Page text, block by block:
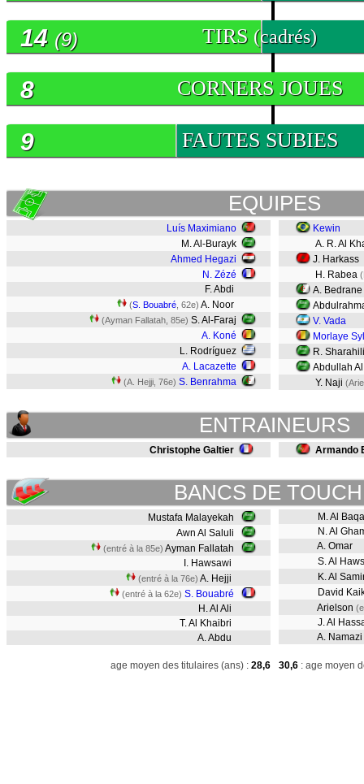
TIRS (cadrés)
14 (9)
CORNERS JOUES
8
FAUTES SUBIES
9
EQUIPES
Luís Maximiano
M. Al-Burayk
Ahmed Hegazi
N. Zézé
F. Abdi
(S. Bouabré , 62e) A. Noor
(Ayman Fallatah, 85e) S. Al-Faraj
A. Koné
L. Rodríguez
A. Lacazette
(A. Hejji, 76e) S. Benrahma
Kewin
A. R. Al
J. Harkass
H. Rabea
A. Bedrane
V. Vada
Morlaye
R. Sharahili
Abdullah
Y. Naji
ENTRAINEURS
Christophe Galtier Armando
BANCS DE
Mustafa Malayekah
Awn Al Saluli
(entré à la 85e) Ayman Fallatah
I. Hawsawi
(entré à la 76e) A. Hejji
(entré à la 62e) S. Bouabré
H. Al Ali
T. Al Khaibri
A. Abdu
M. Al
N. Al
A. Omar
S. Al
K. Al
David
Arielson
J. Al
A. Namazi
age moyen des titulaires (ans) : 28,6 30,6 : age moyen